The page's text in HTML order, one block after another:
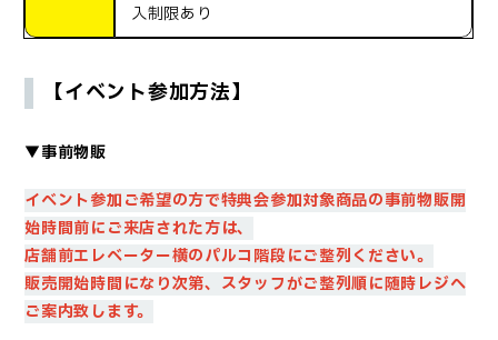
入制限あり
【イベント参加方法】
▼事前物販
イベント参加ご希望の方で特典会参加対象商品の事前物販開
始時間前にご来店された方は、
店舗前エレベーター横のパルコ階段にご整列ください。
販売開始時間になり次第、スタッフがご整列順に随時レジへ
ご案内致します。